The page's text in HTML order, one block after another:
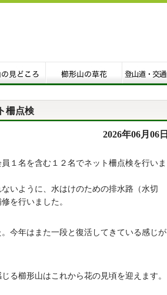
柵点検
2026年06月06日
１名を含む１２名でネット柵点検を行いま
いように、水はけのための排水路（水切
を行いました。
今年はまた一段と復活してきている感じが
る櫛形山はこれから花の見頃を迎えます。